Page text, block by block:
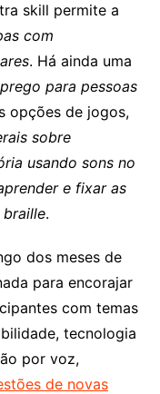
skill permite a
com
. Há ainda uma
para pessoas
opções de jogos,
sobre
usando sons no
e fixar as
.
dos meses de
para encorajar
com temas
tecnologia
por voz,
de novas